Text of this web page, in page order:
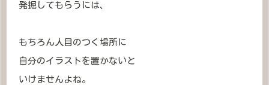
発掘してもらうには、
もちろん人目のつく場所に
自分のイラストを置かないと
いけませんよね。